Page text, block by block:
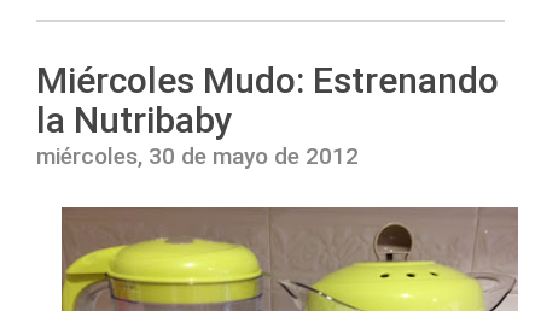
Miércoles Mudo: Estrenando
la Nutribaby
miércoles, 30 de mayo de 2012